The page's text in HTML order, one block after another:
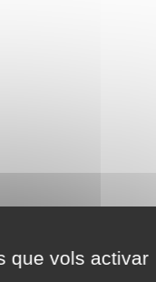
que vols activar